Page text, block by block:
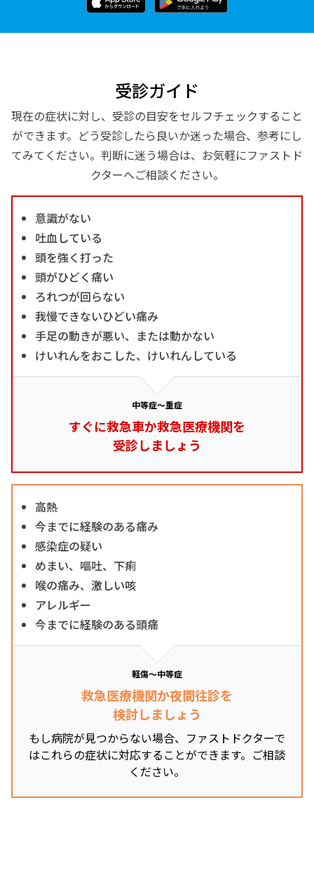
受診ガイド
現在の症状に対し、受診の目安をセルフチェックすること
ができます。どう受診したら良いか迷った場合、参考にし
てみてください。判断に迷う場合は、お気軽にファストド
クターへご相談ください。
意識がない
吐血している
頭を強く打った
頭がひどく痛い
ろれつが回らない
我慢できないひどい痛み
手足の動きが悪い、または動かない
けいれんをおこした、けいれんしている
中等症～重症
すぐに救急車か救急医療機関を
受診しましょう
高熱
今までに経験のある痛み
感染症の疑い
めまい、嘔吐、下痢
喉の痛み、激しい咳
アレルギー
今までに経験のある頭痛
軽傷～中等症
救急医療機関か夜間往診を
検討しましょう
もし病院が見つからない場合、ファストドクターで
はこれらの症状に対応することができます。ご相談
ください。